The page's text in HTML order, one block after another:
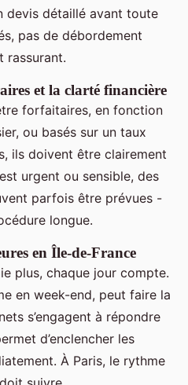
devis détaillé avant toute
pas de débordement
rassurant.
et la clarté financière
forfaitaires, en fonction
ou basés sur un taux
ils doivent être clairement
urgent ou sensible, des
parfois être prévues -
longue.
en Île-de-France
plus, chaque jour compte.
en week-end, peut faire la
s’engagent à répondre
d’enclencher les
À Paris, le rythme